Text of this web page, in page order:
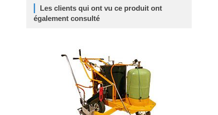
Les clients qui ont vu ce produit ont
également consulté